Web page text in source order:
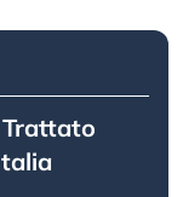
Trattato